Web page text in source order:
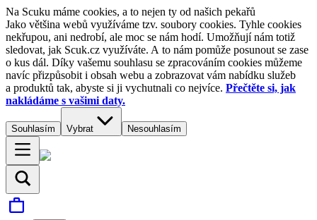
Na Scuku máme cookies, a to nejen ty od našich pekařů
Jako většina webů využíváme tzv. soubory cookies. Tyhle cookies
nekřupou, ani nedrobí, ale moc se nám hodí. Umožňují nám totiž
sledovat, jak Scuk.cz využíváte. A to nám pomůže posunout se zase
o kus dál. Díky vašemu souhlasu se zpracováním cookies můžeme
navíc přizpůsobit i obsah webu a zobrazovat vám nabídku služeb
a produktů tak, abyste si ji vychutnali co nejvíce. Přečtěte si, jak
nakládáme s vašimi daty.
Souhlasím Vybrat Nesouhlasím